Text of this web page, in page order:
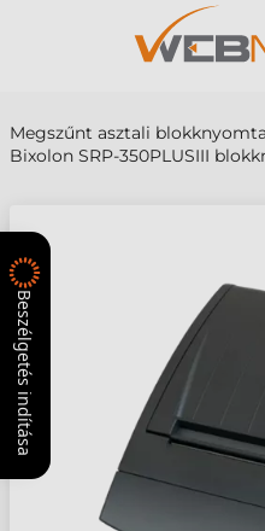
Megszűnt asztali
Bixolon SRP-350PLUSIII
Beszélgetés indítása